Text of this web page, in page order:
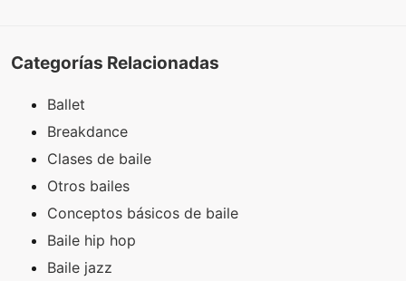
Categorías Relacionadas
Ballet
Breakdance
Clases de baile
Otros bailes
Conceptos básicos de baile
Baile hip hop
Baile jazz